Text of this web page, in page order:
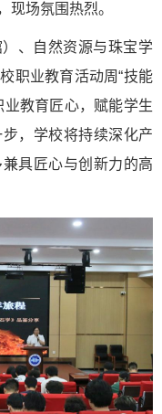
现场氛围热烈。
、自然资源与珠宝学
职业教育活动周“技能
业教育匠心，赋能学生
，学校将持续深化产
具匠心与创新力的高